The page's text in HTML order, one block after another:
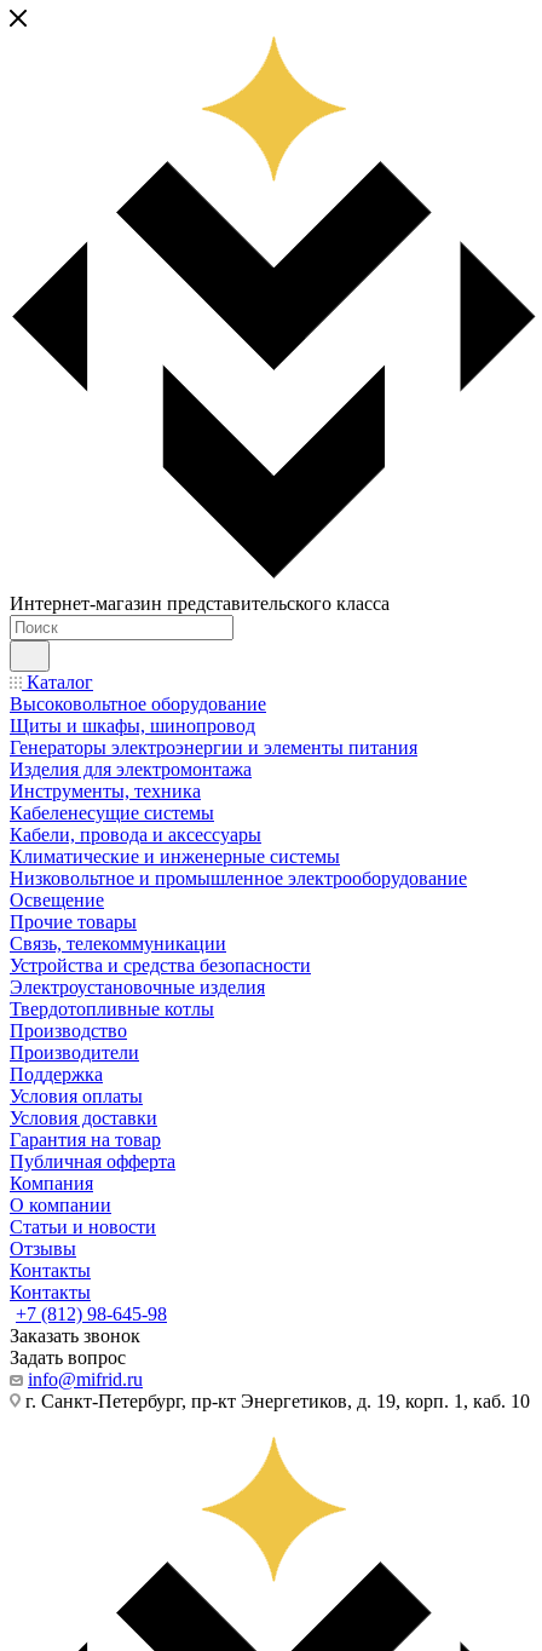
Интернет-магазин представительского класса
Каталог
Высоковольтное оборудование
Щиты и шкафы, шинопровод
Генераторы электроэнергии и элементы питания
Изделия для электромонтажа
Инструменты, техника
Кабеленесущие системы
Кабели, провода и аксессуары
Климатические и инженерные системы
Низковольтное и промышленное электрооборудование
Освещение
Прочие товары
Связь, телекоммуникации
Устройства и средства безопасности
Электроустановочные изделия
Твердотопливные котлы
Производство
Производители
Поддержка
Условия оплаты
Условия доставки
Гарантия на товар
Публичная офферта
Компания
О компании
Статьи и новости
Отзывы
Контакты
Контакты
+7 (812) 98-645-98
Заказать звонок
Задать вопрос
info@mifrid.ru
г. Санкт-Петербург, пр-кт Энергетиков, д. 19, корп. 1, каб. 10